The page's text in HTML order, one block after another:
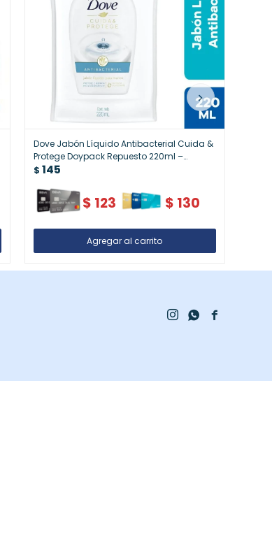
Dove Jabón Líquido Antibacterial Cuida &
Protege Doypack Repuesto 220ml –
Higiene Efectiva
$ 145
$ 123 $ 130

 